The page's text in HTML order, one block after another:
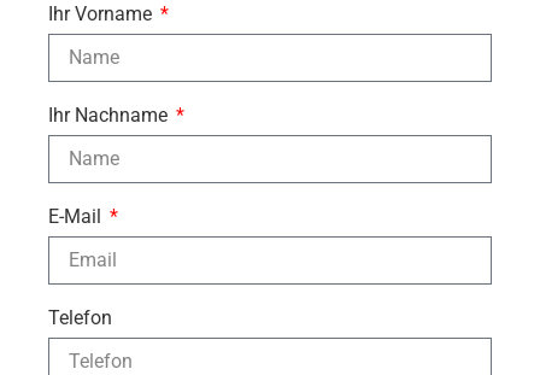
Ihr Vorname
Ihr Nachname
E-Mail
Telefon